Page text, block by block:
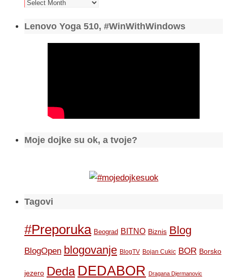
Lenovo Yoga 510, #WinWithWindows
Moje dojke su ok, a tvoje?
Tagovi
#Preporuka Beograd BITNO Biznis Blog
BlogOpen blogovanje BlogTV Bojan Cukic BOR Borsko
jezero Deda DEDABOR Dragana Djermanovic